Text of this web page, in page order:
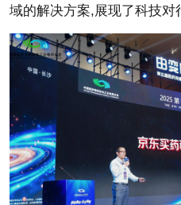
域的解决方案,展现了科技对